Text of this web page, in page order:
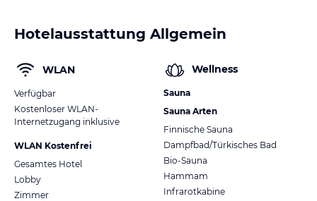
Hotelausstattung Allgemein
WLAN
Verfügbar
Kostenloser WLAN-
Internetzugang inklusive
WLAN Kostenfrei
Gesamtes Hotel
Lobby
Zimmer
Wellness
Sauna
Sauna Arten
Finnische Sauna
Dampfbad/Türkisches Bad
Bio-Sauna
Hammam
Infrarotkabine